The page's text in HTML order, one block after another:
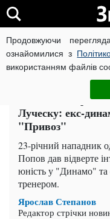
Продовжуючи
ознайомилися з
використанням файлів
ВІЙНА РОСІЇ
Забивав
Луческу: екс-
"Привоз"
23-річний нападник
Попов дав відверте
юність у "Динамо" та
тренером.
Ярослав Степанов
Редактор стрічки